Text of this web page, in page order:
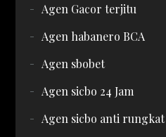
Agen Gacor terjitu
Agen habanero BCA
Agen sbobet
Agen sicbo 24 Jam
Agen sicbo anti rungkat